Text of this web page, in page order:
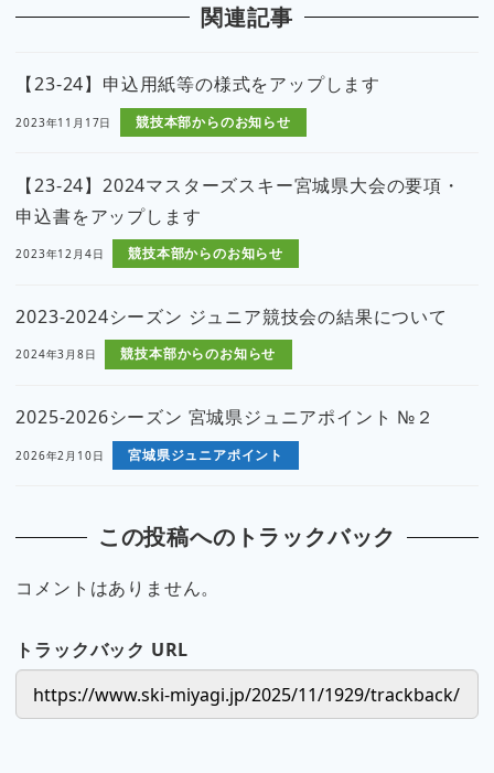
関連記事
【23-24】申込用紙等の様式をアップします
2023年11月17日 競技本部からのお知らせ
【23-24】2024マスターズスキー宮城県大会の要項・
申込書をアップします
2023年12月4日 競技本部からのお知らせ
2023-2024シーズン ジュニア競技会の結果について
2024年3月8日 競技本部からのお知らせ
2025-2026シーズン 宮城県ジュニアポイント №２
2026年2月10日 宮城県ジュニアポイント
この投稿へのトラックバック
コメントはありません。
トラックバック URL